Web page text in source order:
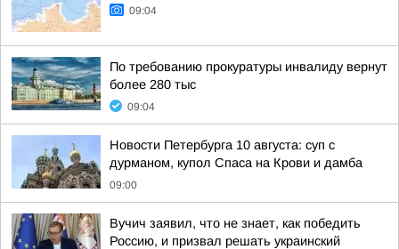
09:04
По требованию прокуратуры инвалиду вернут
более 280 тыс
09:04
Новости Петербурга 10 августа: суп с
дурманом, купол Спаса на Крови и дамба
09:00
Вучич заявил, что не знает, как победить
Россию, и призвал решать украинский